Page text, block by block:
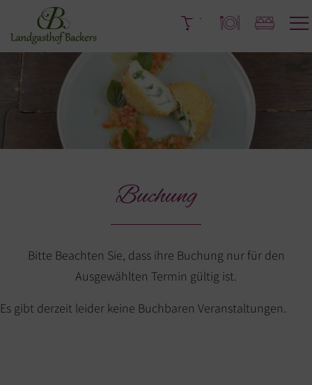
Buchung
Bitte Beachten Sie, dass ihre Buchung nur für den
Ausgewählten Termin gültig ist.
Es gibt derzeit leider keine Buchbaren Veranstaltungen.